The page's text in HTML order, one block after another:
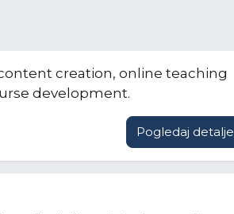
creation, online teaching
development.
Pogledaj detalje